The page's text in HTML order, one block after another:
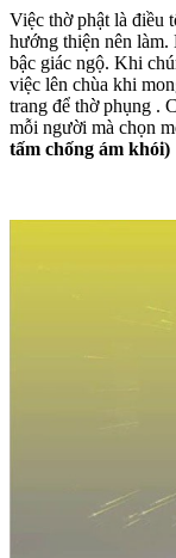
Việc thờ phật là điều
hướng thiện nên làm.
bậc giác ngộ. Khi
việc lên chùa khi
trang để thờ phụng .
mỗi người mà chọn
tấm chống ám khói)